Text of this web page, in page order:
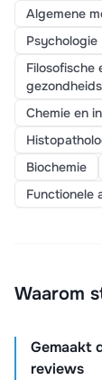
Algemene
Psychologie
Filosofische
Chemie en
Biochemie
Functionele
Waarom
Gemaakt
reviews